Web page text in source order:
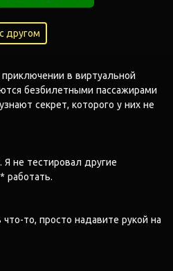
другом
в виртуальной
безбилетными пассажирами
секрет, которого у них не
Я не тестировал другие
работать.
то, просто надавите рукой на